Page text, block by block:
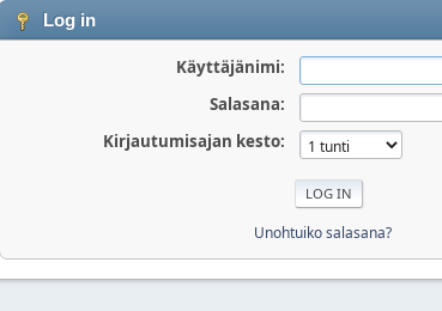
Log in
Käyttäjänimi:
Salasana:
Kirjautumisajan kesto:
Unohtuiko salasana?